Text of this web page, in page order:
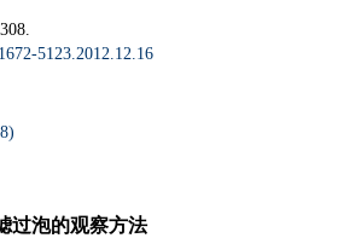
5123.2012.12.16
)
过泡的观察方法